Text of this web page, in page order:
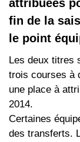
attribuées
fin de la
le point
Les deux titres
trois courses à
une place à
2014.
Certaines
des transferts.